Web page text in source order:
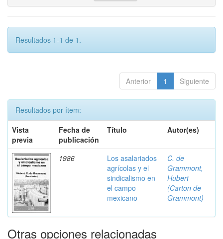
Resultados 1-1 de 1.
Anterior 1 Siguiente
Resultados por ítem:
Vista
previa
Fecha de
publicación
Título Autor(es)
1986
Los asalariados
agrícolas y el
sindicalismo en
el campo
mexicano
C. de
Grammont,
Hubert
(Carton de
Grammont)
Otras opciones relacionadas